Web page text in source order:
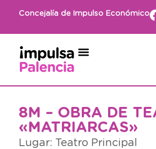
Concejalía de Impulso Económico
8M – OBRA DE
«MATRIARCAS»
Lugar: Teatro Principal